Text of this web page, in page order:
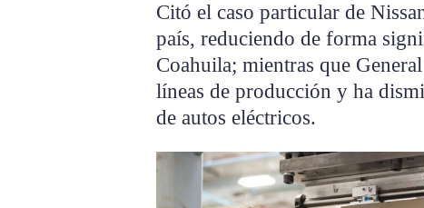
Citó el caso particular de
país, reduciendo de forma
Coahuila; mientras que
líneas de producción y ha
de autos eléctricos.